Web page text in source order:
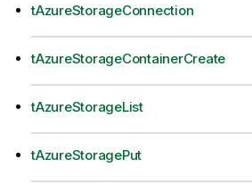
tAzureStorageConnection
tAzureStorageContainerCreate
tAzureStorageList
tAzureStoragePut